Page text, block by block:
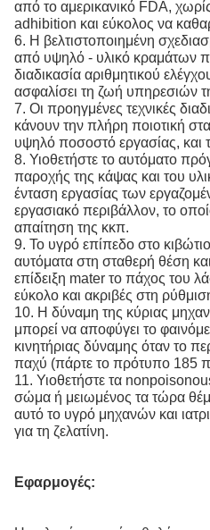
από το αμερικανικό FDA,
adhibition και εύκολος να
6. Η βελτιστοποιημένη
από υψηλό - υλικό κραμάτων
διαδικασία αριθμητικού
ασφαλίσει τη ζωή υπηρεσιών
7. Οι προηγμένες τεχνικές
κάνουν την πλήρη ποιοτική
υψηλό ποσοστό εργασίας, και
8. Υιοθετήστε το αυτόματο
παροχής της κάψας και του
ένταση εργασίας των
εργασιακό περιβάλλον, το
απαίτηση της κκπ.
9. Το υγρό επίπεδο στο κιβώτιο
αυτόματα στη σταθερή θέση
επίδειξη mater το πάχος του
εύκολο και ακριβές στη
10. Η δύναμη της κύριας
μπορεί να αποφύγει το
κινητήριας δύναμης όταν το
παχύ (πάρτε το πρότυπο 185
11. Υιοθετήστε τα
σώμα ή μειωμένος τα τώρα
αυτό το υγρό μηχανών και
για τη ζελατίνη.
Εφαρμογές: